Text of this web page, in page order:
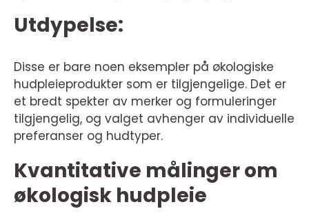
Utdypelse:
Disse er bare noen eksempler på økologiske
hudpleieprodukter som er tilgjengelige. Det er
et bredt spekter av merker og formuleringer
tilgjengelig, og valget avhenger av individuelle
preferanser og hudtyper.
Kvantitative målinger om
økologisk hudpleie